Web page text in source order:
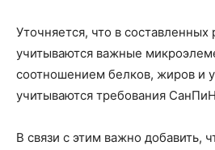
Уточняется, что в составленных
учитываются важные
соотношением белков, жиров и
учитываются требования
В связи с этим важно добавить,